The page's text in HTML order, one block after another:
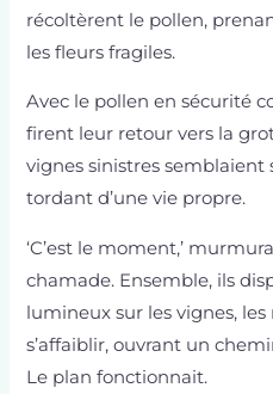
récoltèrent le pollen,
les fleurs fragiles.
Avec le pollen en sécurité
firent leur retour vers la
vignes sinistres semblaient
tordant d’une vie propre.
‘C’est le moment,’
chamade. Ensemble, ils
lumineux sur les vignes,
s’affaiblir, ouvrant un
Le plan fonctionnait.